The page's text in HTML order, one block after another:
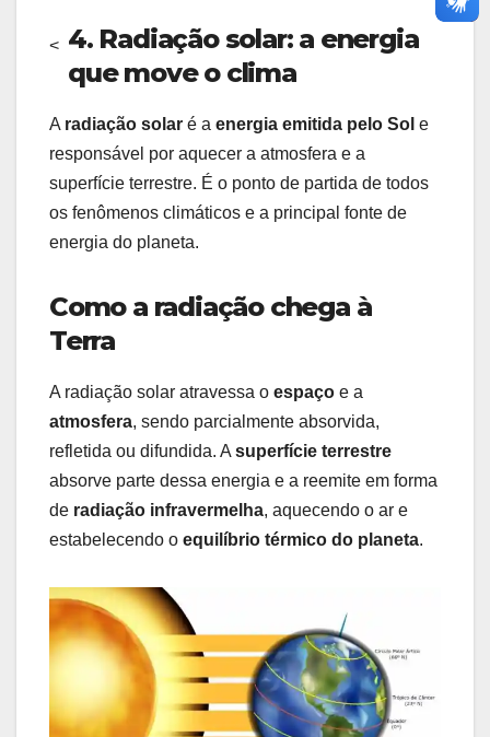
< 4. Radiação solar: a energia
que move o clima
A radiação solar é a energia emitida pelo Sol e
responsável por aquecer a atmosfera e a
superfície terrestre. É o ponto de partida de todos
os fenômenos climáticos e a principal fonte de
energia do planeta.
Como a radiação chega à
Terra
A radiação solar atravessa o espaço e a
atmosfera, sendo parcialmente absorvida,
refletida ou difundida. A superfície terrestre
absorve parte dessa energia e a reemite em forma
de radiação infravermelha, aquecendo o ar e
estabelecendo o equilíbrio térmico do planeta.